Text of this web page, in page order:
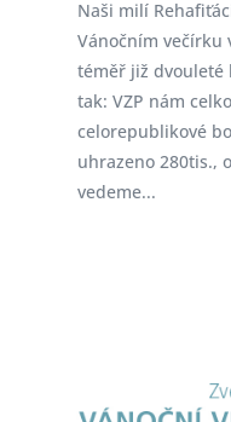
Naši milí
Vánočním večírku
téměř již dvouleté
tak: VZP nám
celorepublikové
uhrazeno 280tis.,
vedeme...